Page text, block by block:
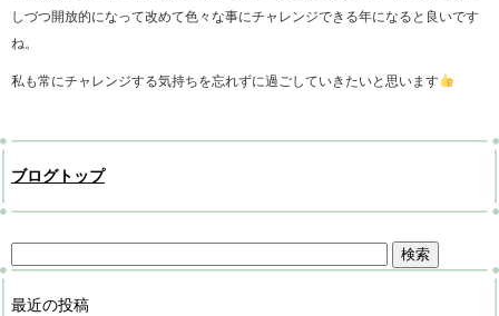
しづつ開放的になって改めて色々な事にチャレンジできる年になると良いです
ね。
私も常にチャレンジする気持ちを忘れずに過ごしていきたいと思います
ブログトップ
最近の投稿